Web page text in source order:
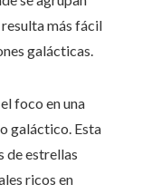
más fácil
galácticas.
foco en una
galáctico. Esta
de estrellas
ricos en